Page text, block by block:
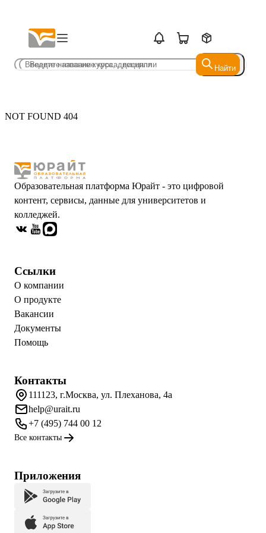
Найти
Найти
NOT FOUND 404
Образовательная платформа Юрайт - это цифровой
контент, сервисы, данные для университетов и
колледжей.
Ссылки
О компании
О продукте
Вакансии
Документы
Помощь
Контакты
111123, г.Москва, ул. Плеханова, 4а
help@urait.ru
+7 (495) 744 00 12
Все контакты
Приложения